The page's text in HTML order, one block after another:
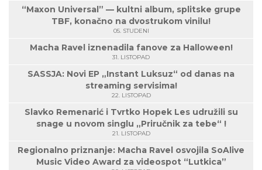
“Maxon Universal” — kultni album, splitske grupe
TBF, konačno na dvostrukom vinilu!
05. STUDENI
Macha Ravel iznenadila fanove za Halloween!
31. LISTOPAD
SASSJA: Novi EP „Instant Luksuz“ od danas na
streaming servisima!
22. LISTOPAD
Slavko Remenarić i Tvrtko Hopek Les udružili su
snage u novom singlu „Priručnik za tebe“ !
21. LISTOPAD
Regionalno priznanje: Macha Ravel osvojila SoAlive
Music Video Award za videospot “Lutkica”